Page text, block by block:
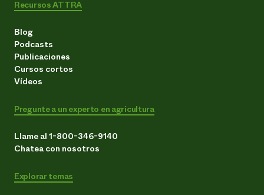
Recursos ATTRA
Blog
Podcasts
Publicaciones
Cursos cortos
Vídeos
Pregunte a un experto en agricultura
Llame al 1-800-346-9140
Chatea con nosotros
Explorar temas